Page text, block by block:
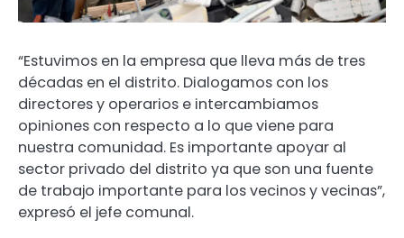
“Estuvimos en la empresa que lleva más de tres
décadas en el distrito. Dialogamos con los
directores y operarios e intercambiamos
opiniones con respecto a lo que viene para
nuestra comunidad. Es importante apoyar al
sector privado del distrito ya que son una fuente
de trabajo importante para los vecinos y vecinas”,
expresó el jefe comunal.